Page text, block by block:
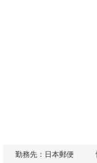
勤務先：日本郵便